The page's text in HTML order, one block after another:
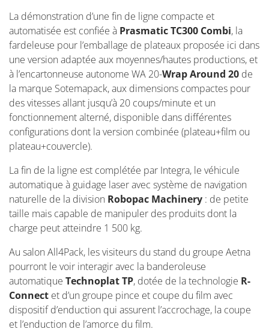
La démonstration d’une fin de ligne compacte et
automatisée est confiée à Prasmatic TC300 Combi, la
fardeleuse pour l’emballage de plateaux proposée ici dans
une version adaptée aux moyennes/hautes productions, et
à l’encartonneuse autonome WA 20-Wrap Around 20 de
la marque Sotemapack, aux dimensions compactes pour
des vitesses allant jusqu’à 20 coups/minute et un
fonctionnement alterné, disponible dans différentes
configurations dont la version combinée (plateau+film ou
plateau+couvercle).
La fin de la ligne est complétée par Integra, le véhicule
automatique à guidage laser avec système de navigation
naturelle de la division Robopac Machinery : de petite
taille mais capable de manipuler des produits dont la
charge peut atteindre 1 500 kg.
Au salon All4Pack, les visiteurs du stand du groupe Aetna
pourront le voir interagir avec la banderoleuse
automatique Technoplat TP, dotée de la technologie R-
Connect et d’un groupe pince et coupe du film avec
dispositif d’enduction qui assurent l’accrochage, la coupe
et l’enduction de l’amorce du film.